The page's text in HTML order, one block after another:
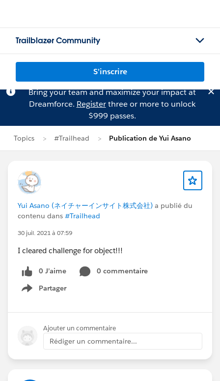
Trailblazer Community
S'inscrire
Bring your team and maximize your impact at
Dreamforce. Registerthree or more to unlock
$999 passes.
Topics #Trailhead Publication de Yui Asano
Yui Asano (ネイチャーインサイト株式会社) a publié du
contenu dans #Trailhead
30 juil. 2021 à 07:59
I cleared challenge for object!!!
0 J’aime
0 commentaire
Partager
Show menu
Ajouter un commentaire
Rédiger un commentaire...